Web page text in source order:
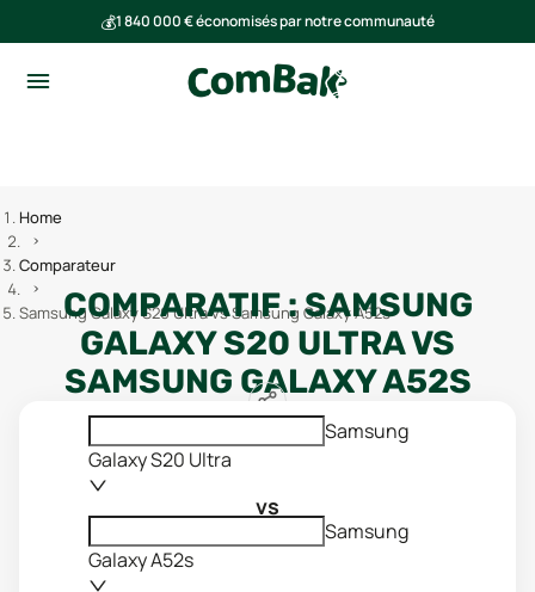
💰1 840 000 € économisés par notre communauté
Home
Comparateur
Samsung Galaxy S20 Ultra vs Samsung Galaxy A52s
COMPARATIF :SAMSUNG
GALAXY S20 ULTRAVS
SAMSUNG GALAXY A52S
Samsung
Galaxy S20 Ultra
vs
Samsung
Galaxy A52s